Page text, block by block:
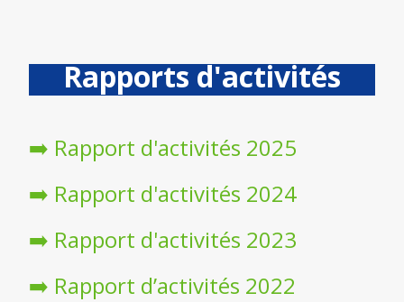
Rapports d'activités
➡️ Rapport d'activités 2025
➡️ Rapport d'activités 2024
➡️ Rapport d'activités 2023
➡️ Rapport d’activités 2022